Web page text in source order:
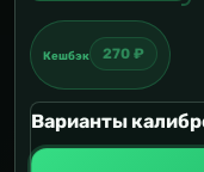
Кешбэк 270 ₽
Варианты